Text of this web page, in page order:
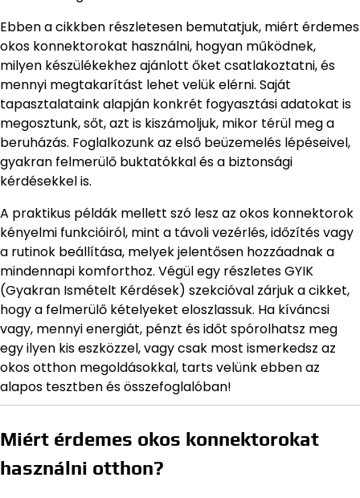
Ebben a cikkben részletesen bemutatjuk, miért érdemes
okos konnektorokat használni, hogyan működnek,
milyen készülékekhez ajánlott őket csatlakoztatni, és
mennyi megtakarítást lehet velük elérni. Saját
tapasztalataink alapján konkrét fogyasztási adatokat is
megosztunk, sőt, azt is kiszámoljuk, mikor térül meg a
beruházás. Foglalkozunk az első beüzemelés lépéseivel,
gyakran felmerülő buktatókkal és a biztonsági
kérdésekkel is.
A praktikus példák mellett szó lesz az okos konnektorok
kényelmi funkcióiról, mint a távoli vezérlés, időzítés vagy
a rutinok beállítása, melyek jelentősen hozzáadnak a
mindennapi komforthoz. Végül egy részletes GYIK
(Gyakran Ismételt Kérdések) szekcióval zárjuk a cikket,
hogy a felmerülő kételyeket eloszlassuk. Ha kíváncsi
vagy, mennyi energiát, pénzt és időt spórolhatsz meg
egy ilyen kis eszközzel, vagy csak most ismerkedsz az
okos otthon megoldásokkal, tarts velünk ebben az
alapos tesztben és összefoglalóban!
Miért érdemes okos konnektorokat
használni otthon?